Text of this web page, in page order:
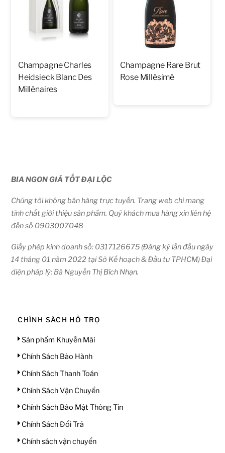
Champagne Charles
Heidsieck Blanc Des
Millénaires
Champagne Rare Brut
Rose Millésimé
BIA NGON GIÁ TỐT ĐẠI LỘC
Chúng tôi không bán hàng trực tuyến. Trang web chỉ mang
tính chất giới thiệu sản phẩm. Quý khách mua hàng xin liên hệ
đến số 0903007048
Giấy phép kinh doanh số: 0317126675 (Đăng ký lần đầu ngày
14 tháng 01 năm 2022 tại Sở Kế hoạch & Đầu tư TPHCM) Đại
diện pháp lý: Bà Nguyễn Thị Bích Nhạn.
CHÍNH SÁCH HỖ TRỢ
Sản phẩm Khuyến Mãi
Chính Sách Bảo Hành
Chính Sách Thanh Toán
Chính Sách Vận Chuyển
Chính Sách Bảo Mật Thông Tin
Chính Sách Đổi Trả
Chính sách vận chuyển